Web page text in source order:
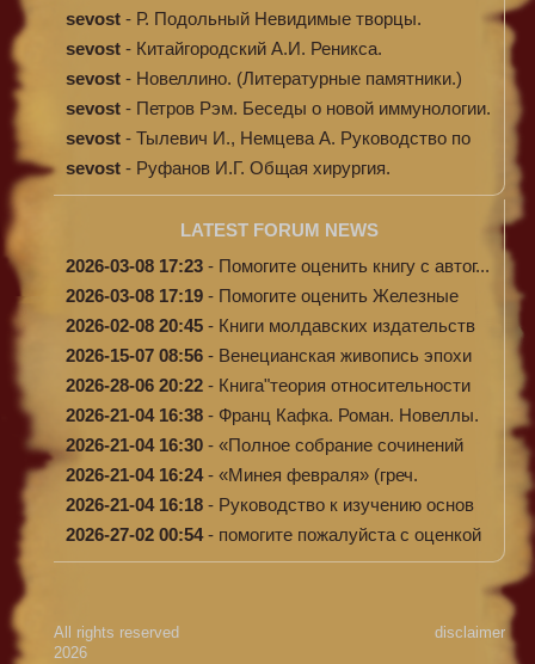
sevost - Р. Подольный Невидимые творцы.
sevost - Китайгородский А.И. Реникса.
sevost - Новеллино. (Литературные памятники.)
sevost - Петров Рэм. Беседы о новой иммунологии.
sevost - Тылевич И., Немцева А. Руководство по
ме...
sevost - Руфанов И.Г. Общая хирургия.
LATEST FORUM NEWS
2026-03-08 17:23 - Помогите оценить книгу с автог...
2026-03-08 17:19 - Помогите оценить Железные
доро...
2026-02-08 20:45 - Книги молдавских издательств
2026-15-07 08:56 - Венецианская живопись эпохи
Во...
2026-28-06 20:22 - Книга"теория относительности
и...
2026-21-04 16:38 - Франц Кафка. Роман. Новеллы.
П...
2026-21-04 16:30 - «Полное собрание сочинений
А.Н...
2026-21-04 16:24- «Минея февраля» (греч.
Μηναίον...
2026-21-04 16:18 - Руководство к изучению основ
к...
2026-27-02 00:54- помогите пожалуйста с оценкой
...
All rights reserved
2026
disclaimer